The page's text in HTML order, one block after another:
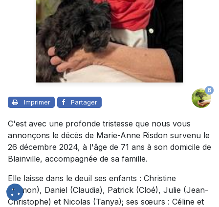
Imprimer Partager
6
C'est avec une profonde tristesse que nous vous
annonçons le décès de Marie-Anne Risdon survenu le
26 décembre 2024, à l'âge de 71 ans à son domicile de
Blainville, accompagnée de sa famille.
Elle laisse dans le deuil ses enfants : Christine
(Tymon), Daniel (Claudia), Patrick (Cloé), Julie (Jean-
Christophe) et Nicolas (Tanya); ses sœurs : Céline et